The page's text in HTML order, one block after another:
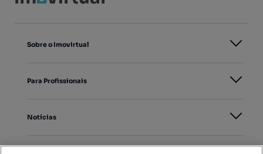
Sobre o Imovirtual
Para Profissionais
Notícias